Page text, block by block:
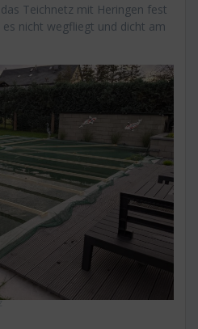
Teichnetz mit Heringen fest
nicht wegfliegt und dicht am